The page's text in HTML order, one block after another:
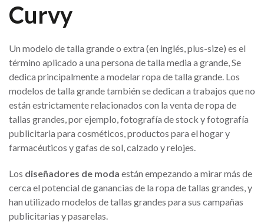
Curvy
Un modelo de talla grande o extra (en inglés, plus-size) es el
término aplicado a una persona de talla media a grande, Se
dedica principalmente a modelar ropa de talla grande. Los
modelos de talla grande también se dedican a trabajos que no
están estrictamente relacionados con la venta de ropa de
tallas grandes, por ejemplo, fotografía de stock y fotografía
publicitaria para cosméticos, productos para el hogar y
farmacéuticos y gafas de sol, calzado y relojes.
Los diseñadores de moda están empezando a mirar más de
cerca el potencial de ganancias de la ropa de tallas grandes, y
han utilizado modelos de tallas grandes para sus campañas
publicitarias y pasarelas.